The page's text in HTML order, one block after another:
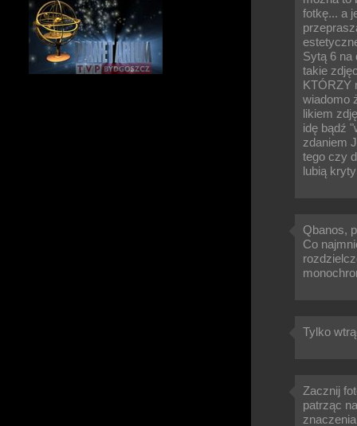
fotkę... a
Sytą 6 na
takie
KTÓRZY
wiadomo
likiem
idę bądź
zdaniem
tego czy
lubią
Qbanos,
Co
Tylko
Zacznij
patrząc